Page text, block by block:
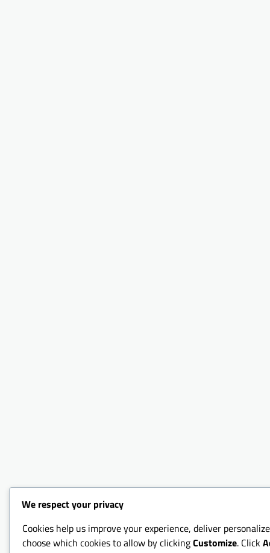
We respect your privacy
Cookies help us improve your experience, deliver
choose which cookies to allow by clickingCustomize. Click